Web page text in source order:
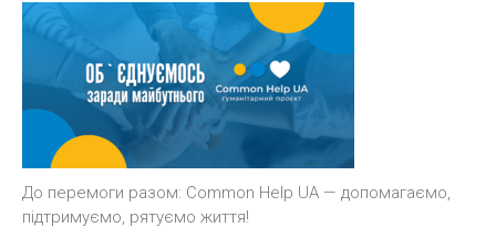
До перемоги разом: Common Help UA — допомагаємо,
підтримуємо, рятуємо життя!